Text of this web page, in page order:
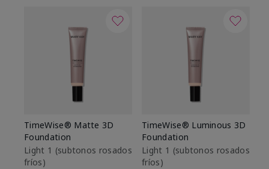
TimeWise® Matte 3D
Foundation
Light 1​ (subtonos rosados
fríos)
TimeWise® Luminous 3D
Foundation
Light 1​ (subtonos rosados
fríos)